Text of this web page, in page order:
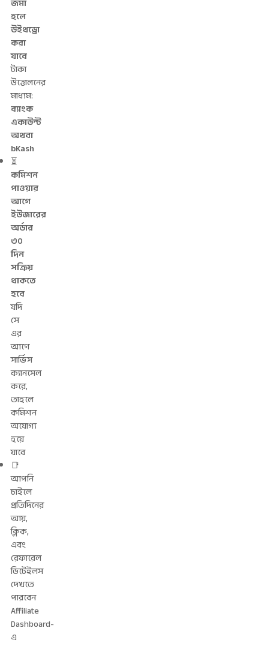
জমা
হলে
উইথড্রো
করা
যাবে
টাকা
উত্তোলনের
মাধ্যম:
ব্যাংক
একাউন্ট
অথবা
bKash
⏳
কমিশন
পাওয়ার
আগে
ইউজারের
অর্ডার
৩০
দিন
সক্রিয়
থাকতে
হবে
যদি
সে
এর
আগে
সার্ভিস
ক্যানসেল
করে,
তাহলে
কমিশন
অযোগ্য
হয়ে
যাবে
📑
আপনি
চাইলে
প্রতিদিনের
আয়,
ক্লিক,
এবং
রেফারেল
ডিটেইলস
দেখতে
পারবেন
Affiliate
Dashboard-
এ